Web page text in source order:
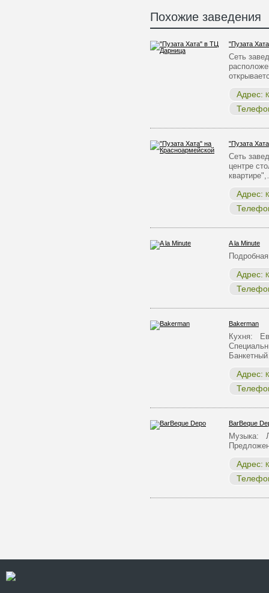
Похожие заведения
"Пузата
Сеть
Адрес:
"Пузата
Сеть
центре
Адрес:
A la Minute
Адрес:
Bakerman
Кухня:
Адрес:
BarBeque
Музыка:
Адрес: